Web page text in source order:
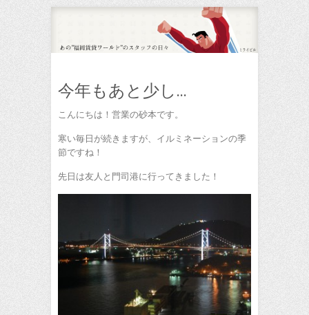
今年もあと少し…
こんにちは！営業の砂本です。
寒い毎日が続きますが、イルミネーションの季
節ですね！
先日は友人と門司港に行ってきました！